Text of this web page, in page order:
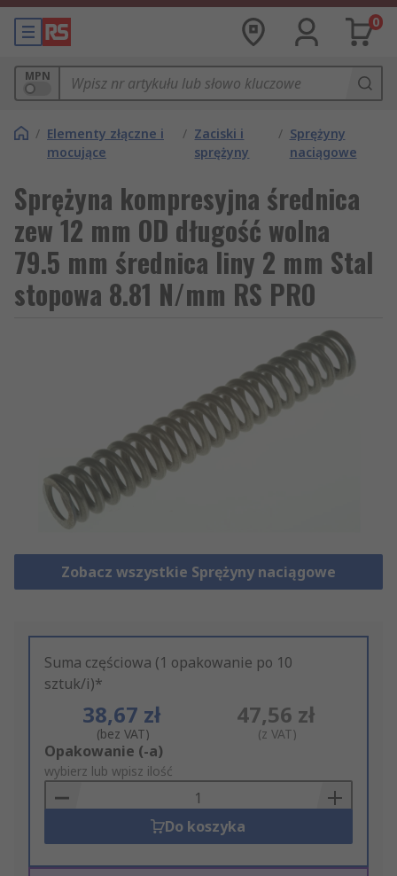
0
MPN
/ Elementy złączne i
mocujące
/ Zaciski i
sprężyny
/ Sprężyny
naciągowe
Sprężyna kompresyjna średnica
zew 12 mm OD długość wolna
79.5 mm średnica liny 2 mm Stal
stopowa 8.81 N/mm RS PRO
Zobacz wszystkie Sprężyny naciągowe
Suma częściowa (1 opakowanie po 10
sztuk/i)*
38,67 zł
(bez VAT)
47,56 zł
(z VAT)
Add
to
Basket
Opakowanie (-a)
wybierz lub wpisz ilość
Do koszyka